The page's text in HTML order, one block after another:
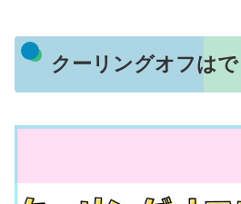
クーリングオフはで